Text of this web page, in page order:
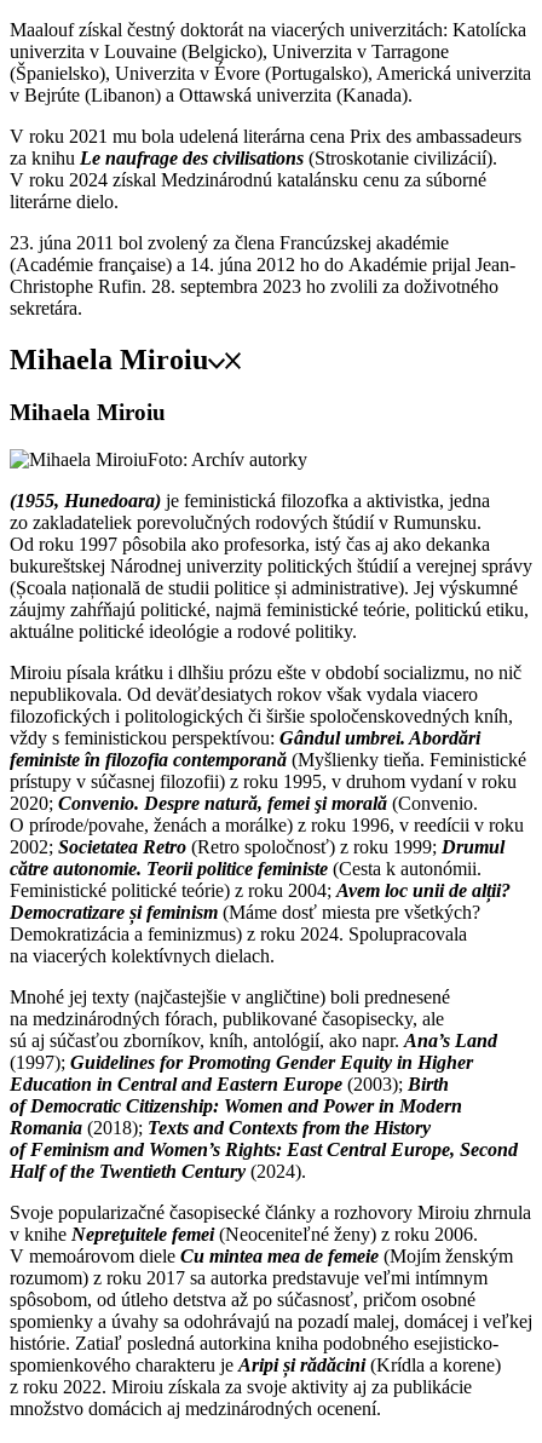
Maalouf získal čestný doktorát na viacerých univerzitách: Katolícka
univerzita v Louvaine (Belgicko), Univerzita v Tarragone
(Španielsko), Univerzita v Évore (Portugalsko), Americká univerzita
v Bejrúte (Libanon) a Ottawská univerzita (Kanada).
V roku 2021 mu bola udelená literárna cena Prix des ambassadeurs
za knihu Le naufrage des civilisations (Stroskotanie civilizácií).
V roku 2024 získal Medzinárodnú katalánsku cenu za súborné
literárne dielo.
23. júna 2011 bol zvolený za člena Francúzskej akadémie
(Académie française) a 14. júna 2012 ho do Akadémie prijal Jean-
Christophe Rufin. 28. septembra 2023 ho zvolili za doživotného
sekretára.
Mihaela Miroiu
Mihaela Miroiu
Foto: Archív autorky
(1955, Hunedoara) je feministická filozofka a aktivistka, jedna
zo zakladateliek porevolučných rodových štúdií v Rumunsku.
Od roku 1997 pôsobila ako profesorka, istý čas aj ako dekanka
bukureštskej Národnej univerzity politických štúdií a verejnej správy
(Școala națională de studii politice și administrative). Jej výskumné
záujmy zahŕňajú politické, najmä feministické teórie, politickú etiku,
aktuálne politické ideológie a rodové politiky.
Miroiu písala krátku i dlhšiu prózu ešte v období socializmu, no nič
nepublikovala. Od deväťdesiatych rokov však vydala viacero
filozofických i politologických či širšie spoločenskovedných kníh,
vždy s feministickou perspektívou: Gândul umbrei. Abordări
feministe în filozofia contemporană (Myšlienky tieňa. Feministické
prístupy v súčasnej filozofii) z roku 1995, v druhom vydaní v roku
2020; Convenio. Despre natură, femei şi morală (Convenio.
O prírode/povahe, ženách a morálke) z roku 1996, v reedícii v roku
2002; Societatea Retro (Retro spoločnosť) z roku 1999; Drumul
către autonomie. Teorii politice feministe (Cesta k autonómii.
Feministické politické teórie) z roku 2004; Avem loc unii de alții?
Democratizare și feminism (Máme dosť miesta pre všetkých?
Demokratizácia a feminizmus) z roku 2024. Spolupracovala
na viacerých kolektívnych dielach.
Mnohé jej texty (najčastejšie v angličtine) boli prednesené
na medzinárodných fórach, publikované časopisecky, ale
sú aj súčasťou zborníkov, kníh, antológií, ako napr. Ana’s Land
(1997); Guidelines for Promoting Gender Equity in Higher
Education in Central and Eastern Europe (2003); Birth
of Democratic Citizenship: Women and Power in Modern
Romania (2018); Texts and Contexts from the History
of Feminism and Women’s Rights: East Central Europe, Second
Half of the Twentieth Century (2024).
Svoje popularizačné časopisecké články a rozhovory Miroiu zhrnula
v knihe Nepreţuitele femei(Neoceniteľné ženy) z roku 2006.
V memoárovom diele Cu mintea mea de femeie (Mojím ženským
rozumom) z roku 2017 sa autorka predstavuje veľmi intímnym
spôsobom, od útleho detstva až po súčasnosť, pričom osobné
spomienky a úvahy sa odohrávajú na pozadí malej, domácej i veľkej
histórie. Zatiaľ posledná autorkina kniha podobného esejisticko-
spomienkového charakteru je Aripi și rădăcini(Krídla a korene)
z roku 2022. Miroiu získala za svoje aktivity aj za publikácie
množstvo domácich aj medzinárodných ocenení.